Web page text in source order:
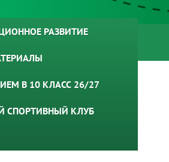
РАЗВИТИЕ
В 10 КЛАСС 26/27
СПОРТИВНЫЙ КЛУБ